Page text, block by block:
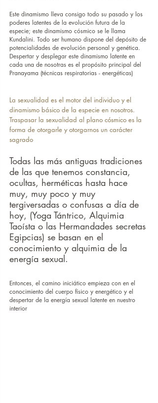
Este dinamismo lleva consigo todo su pasado y los
poderes latentes de la evolución futura de la
especie; este dinamismo cósmico se le llama
Kundalini. Todo ser humano dispone del depósito de
potencialidades de evolución personal y genética.
Despertar y desplegar este dinamismo latente en
cada una de nosotras es el propósito principal del
Pranayama (técnicas respiratorias - energéticas)
La sexualidad es el motor del individuo y el
dinamismo básico de la especie en nosotros.
Traspasar la sexualidad al plano cósmico es la
forma de otorgarle y otorgarnos un carácter
sagrado
Todas las más antiguas tradiciones
de las que tenemos constancia,
ocultas, herméticas hasta hace
muy, muy poco y muy
tergiversadas o confusas a día de
hoy, (Yoga Tántrico, Alquimia
Taoísta o las Hermandades secretas
Egipcias) se basan en el
conocimiento y alquimia de la
energía sexual.
Entonces, el camino iniciático empieza con en el
conocimiento del cuerpo físico y energético y el
despertar de la energía sexual latente en nuestro
interior